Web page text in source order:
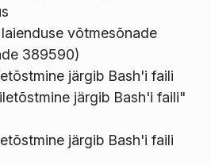
võtmesõnade
389590)
järgib Bash'i faili
järgib Bash'i faili"
järgib Bash'i faili